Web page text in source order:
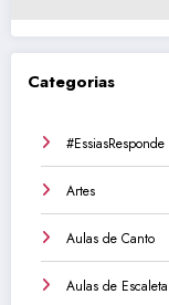
Categorias
#EssiasResponde
Artes
Aulas de Canto
Aulas de